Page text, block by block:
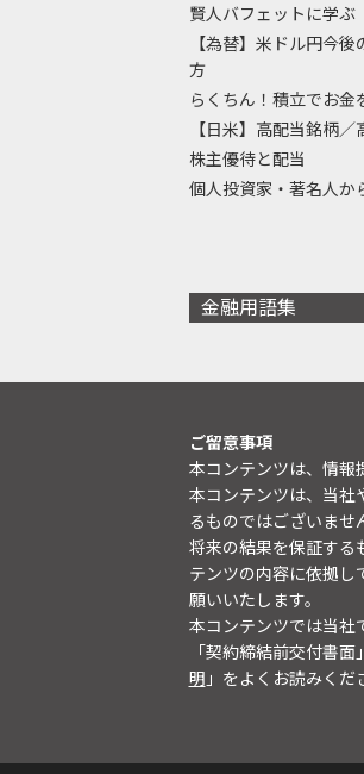
賢人バフェットに学ぶ
【為替】米ドル円今
方
らくちん！積立でお金
【日米】高配当銘柄
株主優待と配当
個人投資家・著名人か
金融用語集
ご留意事項
本コンテンツは、情報
本コンテンツは、当社
るものではございませ
将来の結果を保証する
テンツの内容に依拠
願いいたします。
本コンテンツでは当社
「契約締結前交付書
明 」をよくお読みくだ